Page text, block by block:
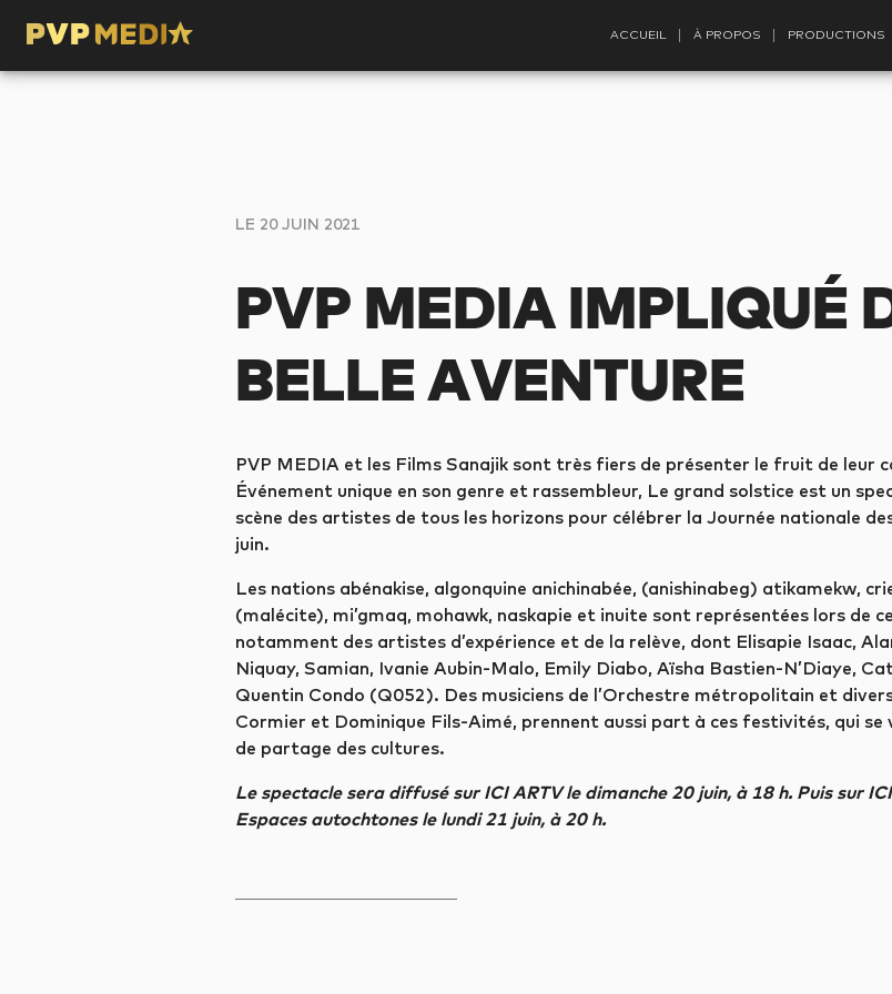
ACCUEIL À PROPOS PRODUCTIONS
LE 20 JUIN 2021
PVP MEDIA IMPLIQUÉ
BELLE AVENTURE
PVP MEDIA et les Films Sanajik sont très fiers de présenter le fruit de leur
Événement unique en son genre et rassembleur, Le grand solstice est un
scène des artistes de tous les horizons pour célébrer la Journée nationale
juin.
Les nations abénakise, algonquine anichinabée, (anishinabeg) atikamekw,
(malécite), mi’gmaq, mohawk, naskapie et inuite sont représentées lors de
notamment des artistes d’expérience et de la relève, dont Elisapie Isaac,
Niquay, Samian, Ivanie Aubin-Malo, Emily Diabo, Aïsha Bastien-N’Diaye,
Quentin Condo (Q052). Des musiciens de l’Orchestre métropolitain et
Cormier et Dominique Fils-Aimé, prennent aussi part à ces festivités, qui se
de partage des cultures.
Le spectacle sera diffusé sur ICI ARTV le dimanche 20 juin, à 18 h. Puis sur
Espaces autochtones le lundi 21 juin, à 20 h.